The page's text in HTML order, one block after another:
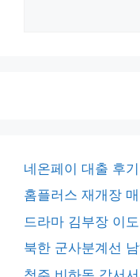
네온페이 대출 후
홈플러스 재개장
드라마 김부장 이
북한 군사분계선